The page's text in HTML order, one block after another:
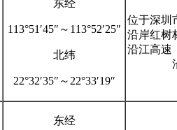
东经
113°51′45″～113°52′25″
北纬
22°32′35″～22°33′19″
位于深圳
沿岸红树
沿江高速
东经